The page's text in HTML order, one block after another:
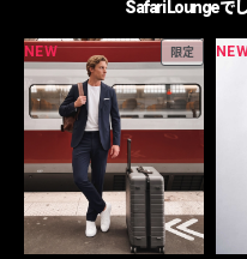
Safari Loungeで
NEW 限定